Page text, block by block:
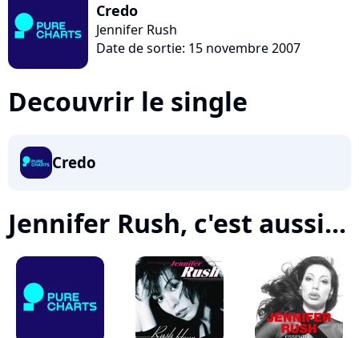
Credo
Jennifer Rush
Date de sortie: 15 novembre 2007
Decouvrir le single
Credo
Jennifer Rush, c'est aussi...